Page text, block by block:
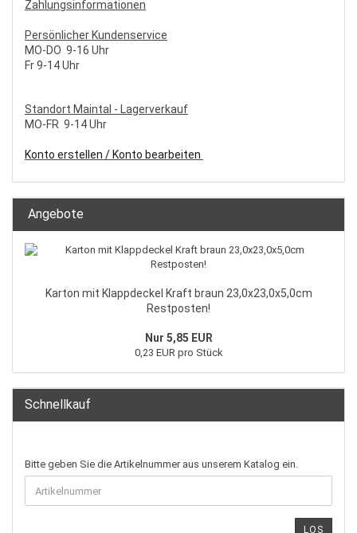
Zahlungsinformationen
Persönlicher Kundenservice
MO-DO 9-16 Uhr
Fr 9-14 Uhr
Standort Maintal - Lagerverkauf
MO-FR 9-14 Uhr
Konto erstellen / Konto bearbeiten
Angebote
Karton mit Klappdeckel Kraft braun 23,0x23,0x5,0cm
Restposten!
Nur 5,85 EUR
0,23 EUR pro Stück
Schnellkauf
Bitte geben Sie die Artikelnummer aus unserem Katalog ein.
LOS